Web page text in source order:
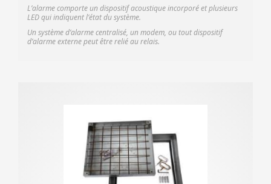
L’alarme comporte un dispositif acoustique incorporé et plusieurs
LED qui indiquent l’état du système.
Un système d’alarme centralisé, un modem, ou tout dispositif
d’alarme externe peut être relié au relais.